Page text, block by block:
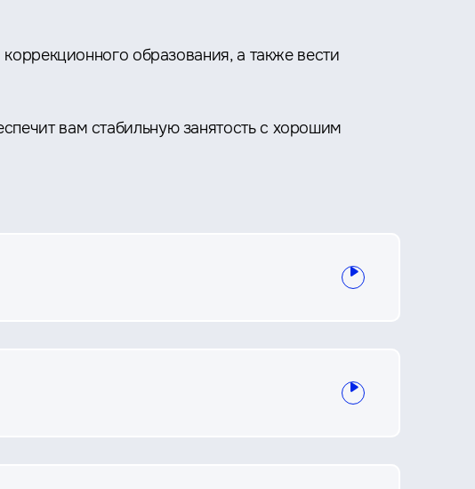
образования, а также вести
вам стабильную занятость с хорошим